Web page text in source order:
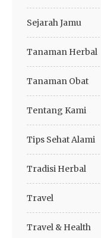
Sejarah Jamu
Tanaman Herbal
Tanaman Obat
Tentang Kami
Tips Sehat Alami
Tradisi Herbal
Travel
Travel & Health